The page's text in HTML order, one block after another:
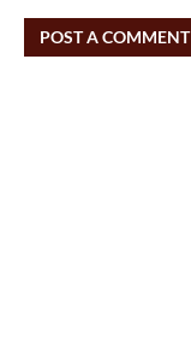
POST A COMMENT